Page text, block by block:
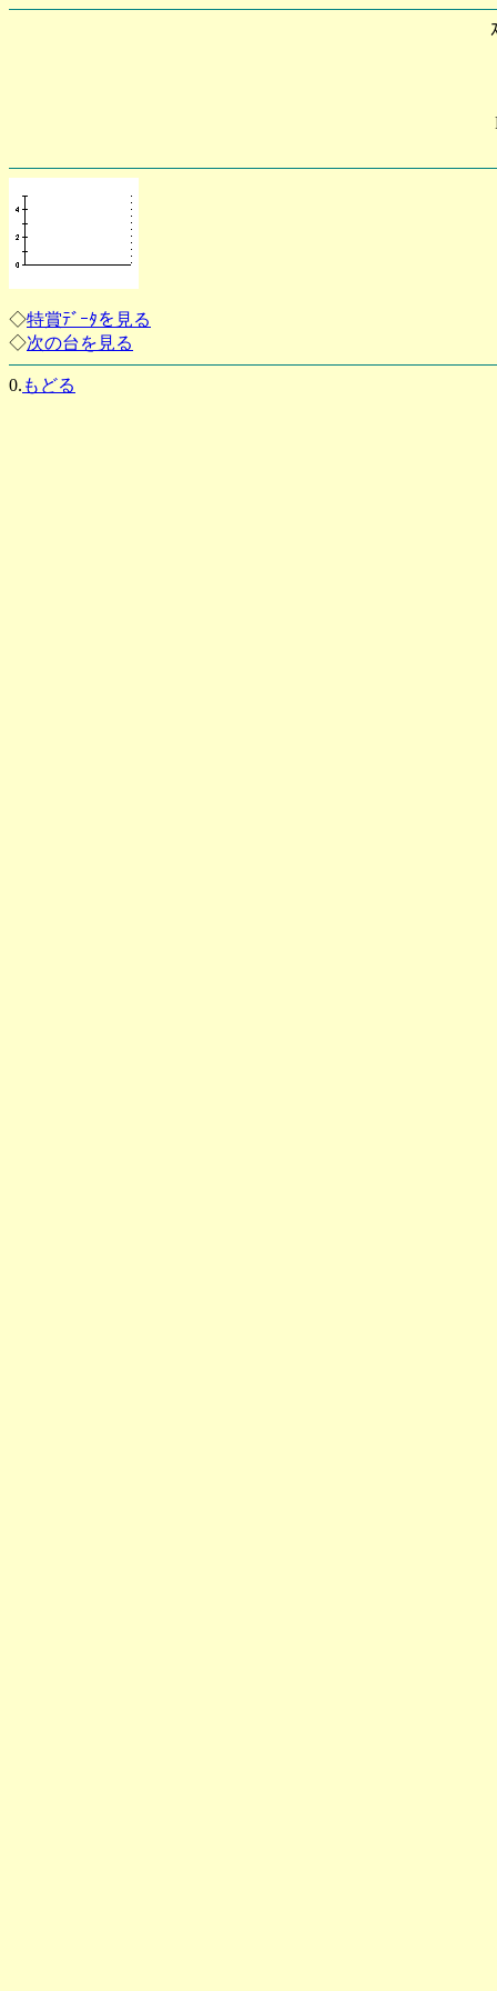
◇特賞ﾃﾞｰﾀを見る
◇次の台を見る
0. もどる